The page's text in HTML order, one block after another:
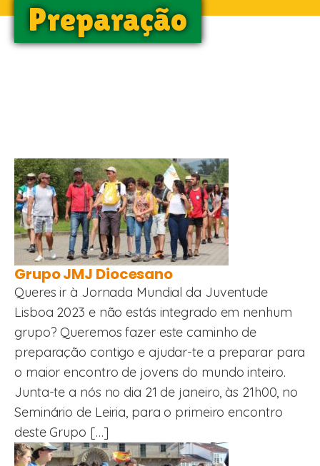
Preparação
Grupo JMJ Diocesano
Queres ir à Jornada Mundial da Juventude
Lisboa 2023 e não estás integrado em nenhum
grupo? Queremos fazer este caminho de
preparação contigo e ajudar-te a preparar para
o maior encontro de jovens do mundo inteiro.
Junta-te a nós no dia 21 de janeiro, às 21h00, no
Seminário de Leiria, para o primeiro encontro
deste Grupo […]